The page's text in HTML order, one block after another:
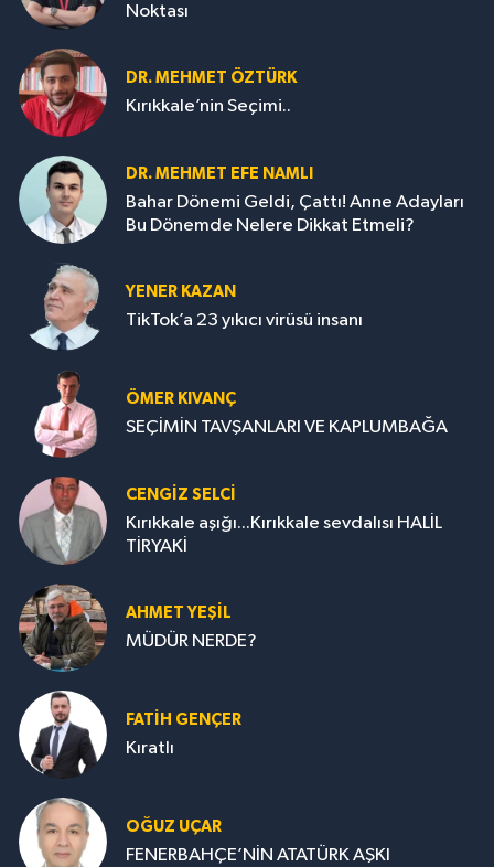
Noktası
DR. MEHMET ÖZTÜRK
Kırıkkale’nin Seçimi..
DR. MEHMET EFE NAMLI
Bahar Dönemi Geldi, Çattı! Anne Adayları
Bu Dönemde Nelere Dikkat Etmeli?
YENER KAZAN
TikTok’a 23 yıkıcı virüsü insanı
ÖMER KIVANÇ
SEÇİMİN TAVŞANLARI VE KAPLUMBAĞA
CENGİZ SELCİ
Kırıkkale aşığı...Kırıkkale sevdalısı HALİL
TİRYAKİ
AHMET YEŞİL
MÜDÜR NERDE?
FATIH GENÇER
Kıratlı
OĞUZ UÇAR
FENERBAHÇE’NİN ATATÜRK AŞKI